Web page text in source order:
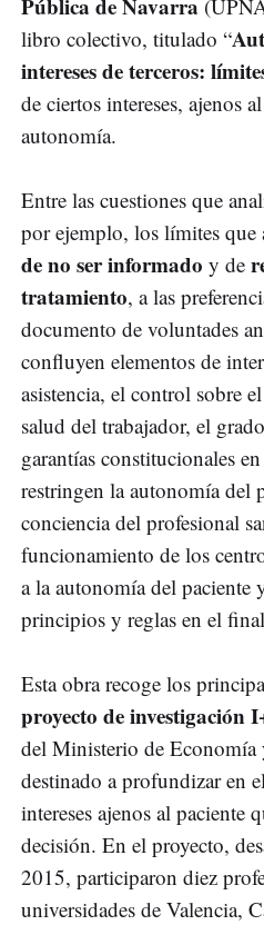
Pública de Navarra
libro colectivo, titulado “
intereses de terceros:
de ciertos intereses, ajenos
autonomía.
Entre las cuestiones que
por ejemplo, los límites que
de no ser informado y de
tratamiento, a las
documento de voluntades
confluyen elementos de
asistencia, el control sobre
salud del trabajador, el
garantías constitucionales
restringen la autonomía del
conciencia del profesional
funcionamiento de los
a la autonomía del paciente
principios y reglas en el
Esta obra recoge los
proyecto de investigación
del Ministerio de
destinado a profundizar en
intereses ajenos al paciente
decisión. En el proyecto,
2015, participaron diez
universidades de Valencia,